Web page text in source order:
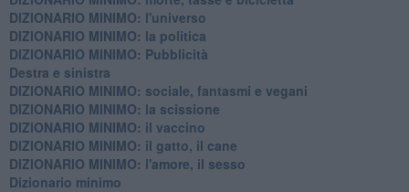
DIZIONARIO MINIMO: l'universo
DIZIONARIO MINIMO: la politica
DIZIONARIO MINIMO: Pubblicità
Destra e sinistra
DIZIONARIO MINIMO: sociale, fantasmi e vegani
DIZIONARIO MINIMO: la scissione
DIZIONARIO MINIMO: il vaccino
DIZIONARIO MINIMO: il gatto, il cane
DIZIONARIO MINIMO: l'amore, il sesso
Dizionario minimo